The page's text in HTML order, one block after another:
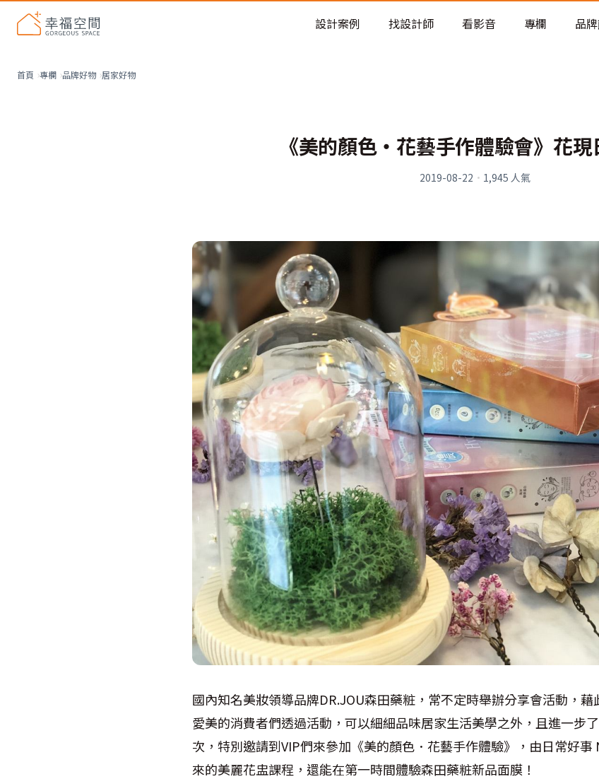
老屋預算分配與高 CP 值煥新術
設計案例 找設計師 看影音 專欄 品
首頁 專欄 品牌好物 居家好物
《美的顏色‧花藝手作體驗會》花現
2019-08-22 · 1,945 人氣
國內知名美妝領導品牌DR.JOU森田藥粧，常不定時舉辦分享會活動，藉
愛美的消費者們透過活動，可以細細品味居家生活美學之外，且進一步
次，特別邀請到VIP們來參加《美的顏色．花藝手作體驗》，由日常好事
來的美麗花盅課程，還能在第一時間體驗森田藥粧新品面膜！